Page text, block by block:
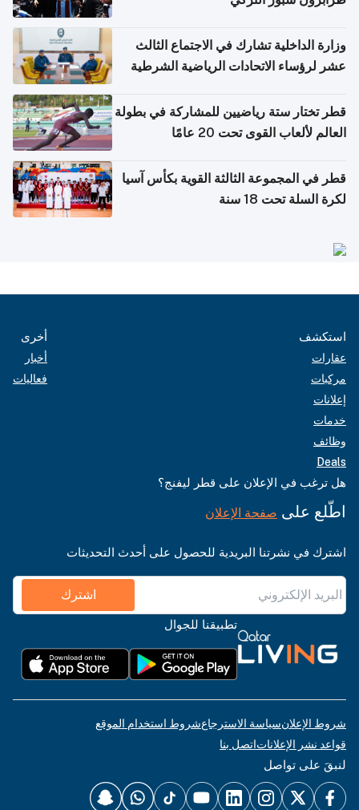
وزارة الداخلية تشارك في الاجتماع الثالث
عشر لرؤساء الاتحادات الرياضية الشرطية
قطر تختار ستة رياضيين للمشاركة في بطولة
العالم لألعاب القوى تحت 20 عامًا
قطر في المجموعة الثالثة القوية بكأس آسيا
لكرة السلة تحت 18 سنة
استكشف
عقارات
مركبات
إعلانات
خدمات
وظائف
Deals
أخرى
أخبار
فعاليات
هل ترغب في الإعلان على قطر ليفنج؟
اطّلع على صفحة الإعلان
اشترك في نشرتنا البريدية للحصول على أحدث التحديثات
اشترك
تطبيقنا للجوال
شروط الإعلانسياسة الاسترجاعشروط استخدام الموقع
قواعد نشر الإعلاناتاتصل بنا
لنبقَ على تواصل